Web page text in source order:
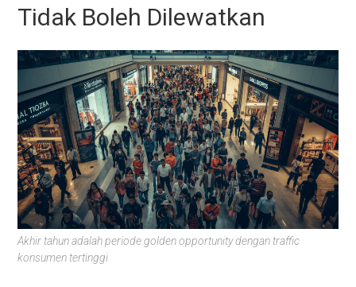
Tidak Boleh Dilewatkan
Akhir tahun adalah periode golden opportunity dengan traffic
konsumen tertinggi